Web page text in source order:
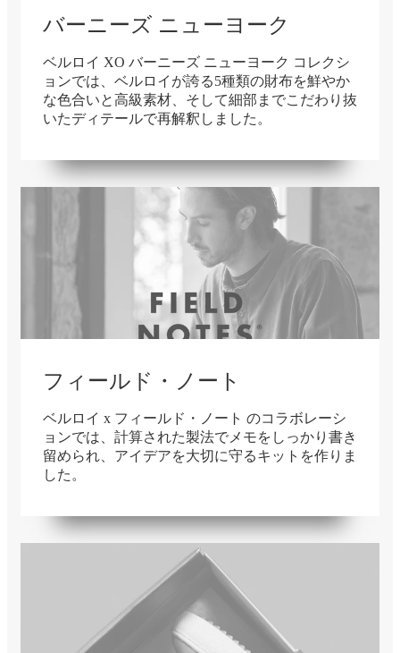
在庫切れ
バーニーズ ニューヨーク
ベルロイ XO バーニーズ ニューヨーク コレクシ
ョンでは、ベルロイが誇る5種類の財布を鮮やか
な色合いと高級素材、そして細部までこだわり抜
いたディテールで再解釈しました。
在庫切れ
フィールド・ノート
ベルロイ x フィールド・ノート のコラボレーシ
ョンでは、計算された製法でメモをしっかり書き
留められ、アイデアを大切に守るキットを作りま
した。